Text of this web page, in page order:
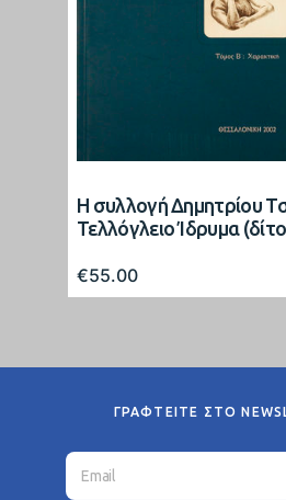
Η συλλογή Δημητρίου
Τελλόγλειο Ίδρυμα
€55.00
ΓΡΑΦΤΕΙΤΕ ΣΤΟ